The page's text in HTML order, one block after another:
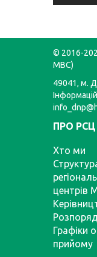
© 2016-
МВС)
49041, м.
ПРО РСЦ
Хто ми
центрів
Графіки
прийому